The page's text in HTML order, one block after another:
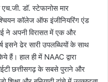
एच.जी. डॉ. स्टेफानोस मार
कॉलेज ऑफ इंजीनियरिंग एंड
ने अपनी विरासत में एक और
इसने ढेर सारी उपलब्धियों के साथ
हैं। हाल ही में NAAC द्वारा
छत्तीसगढ़ के सबसे पुराने और